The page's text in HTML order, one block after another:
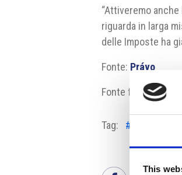
This
“Attiveremo
riguarda in larga
delle Imposte ha
Fonte: Právo
Fonte fotografia:
Tag: #Alena